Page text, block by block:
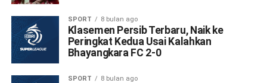
SPORT 8 bulan ago
Klasemen Persib Terbaru, Naik ke
Peringkat Kedua Usai Kalahkan
Bhayangkara FC 2-0
SPORT 8 bulan ago